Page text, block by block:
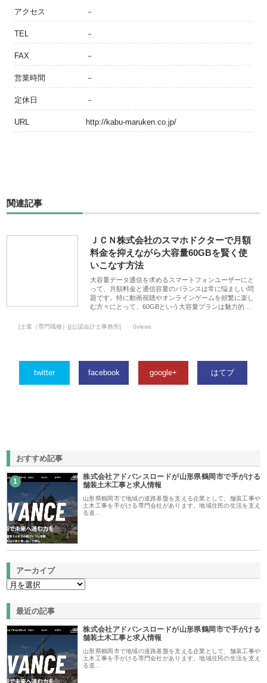
アクセス －
TEL －
FAX －
営業時間 －
定休日 －
URL http://kabu-maruken.co.jp/
関連記事
ＪＣＮ株式会社のスマホドクターで月額
料金を抑えながら大容量60GBを賢く使
いこなす方法
大容量データ通信を求めるスマートフォンユーザーにと
って、月額料金と通信容量のバランスは常に悩ましい問
題です。特に動画視聴やオンラインゲームを頻繁に楽し
む方々にとって、60GBという大容量プランは魅力的…
[士業（専門職種）][公認会計士事務所] 0views
twitter facebook google+ はてブ
おすすめ記事
1
株式会社アドバンスロードが山形県鶴岡市で手がける
舗装土木工事と求人情報
山形県鶴岡市で地域の道路基盤を支える企業として、舗装工事や
土木工事を手がける専門会社があります。地域住民の生活を支え
る道…
アーカイブ
最近の記事
株式会社アドバンスロードが山形県鶴岡市で手がける
舗装土木工事と求人情報
山形県鶴岡市で地域の道路基盤を支える企業として、舗装工事や
土木工事を手がける専門会社があります。地域住民の生活を支え
る道…